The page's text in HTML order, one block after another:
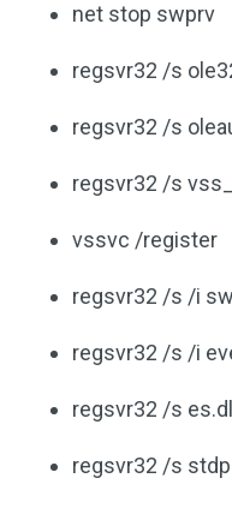
net stop swprv
regsvr32 /s
regsvr32 /s
regsvr32 /s
vssvc /register
regsvr32 /s /i
regsvr32 /s /i
regsvr32 /s es.dll
regsvr32 /s